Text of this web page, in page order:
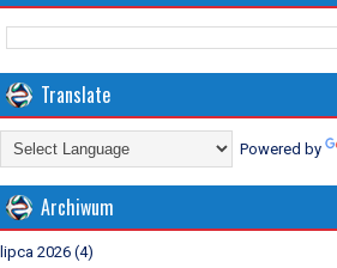
Translate
Powered by
Archiwum
lipca 2026 (4)